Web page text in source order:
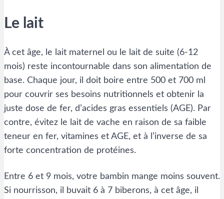
Le lait
À cet âge, le lait maternel ou le lait de suite (6-12
mois) reste incontournable dans son alimentation de
base. Chaque jour, il doit boire entre 500 et 700 ml
pour couvrir ses besoins nutritionnels et obtenir la
juste dose de fer, d’acides gras essentiels (AGE). Par
contre, évitez le lait de vache en raison de sa faible
teneur en fer, vitamines et AGE, et à l’inverse de sa
forte concentration de protéines.
Entre 6 et 9 mois, votre bambin mange moins souvent.
Si nourrisson, il buvait 6 à 7 biberons, à cet âge, il